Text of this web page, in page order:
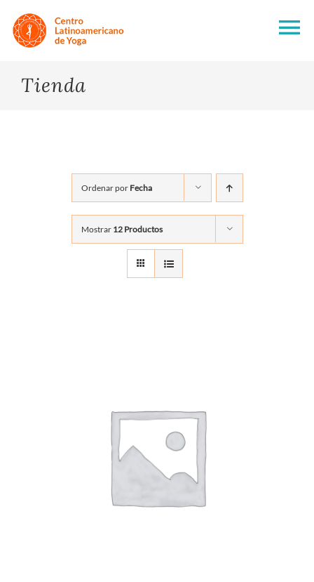
content
PROFESORADOS
BIENESTAR
CORPORATIVO
ARTÍCULOS
DE INTERÉS
CARRO
Tienda
Ordenar por Fecha
Mostrar 12 Productos